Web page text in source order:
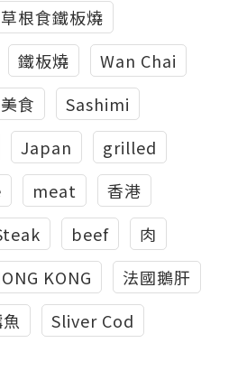
草根食鐵板燒
鐵板燒
Wan Chai
食
Sashimi
Japan
grilled
meat
香港
beef
肉
KONG
法國鵝肝
Sliver Cod